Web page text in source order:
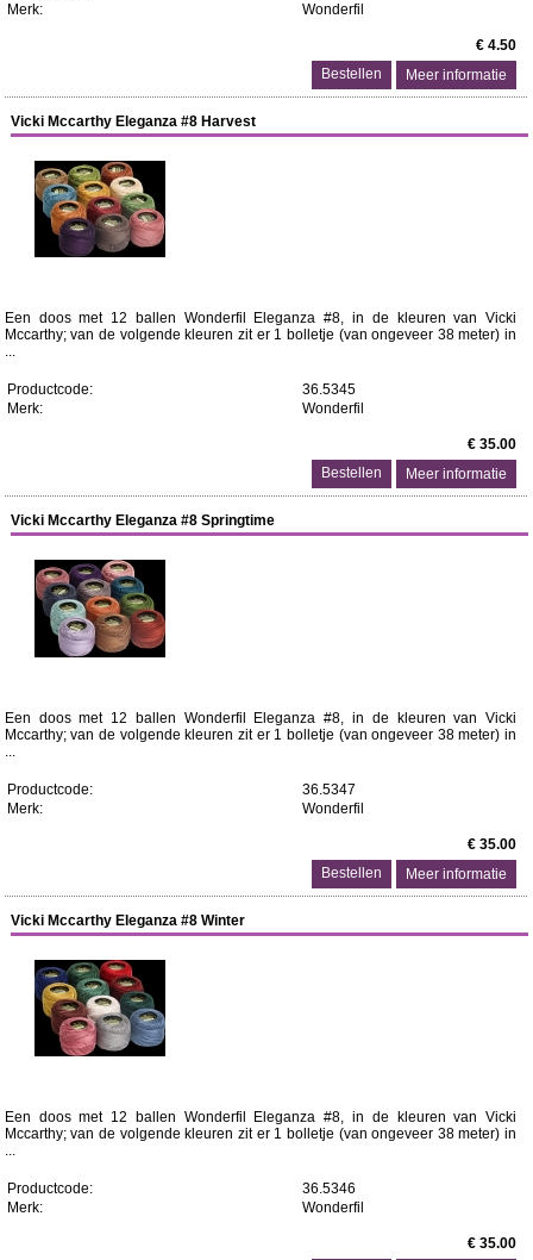
Merk:
Wonderfil
€ 4.50
Meer informatie
Vicki Mccarthy Eleganza #8 Harvest
Een doos met 12 ballen Wonderfil Eleganza #8, in de kleuren van Vicki
Mccarthy; van de volgende kleuren zit er 1 bolletje (van ongeveer 38 meter) in
...
Productcode:
36.5345
Merk:
Wonderfil
€ 35.00
Meer informatie
Vicki Mccarthy Eleganza #8 Springtime
Een doos met 12 ballen Wonderfil Eleganza #8, in de kleuren van Vicki
Mccarthy; van de volgende kleuren zit er 1 bolletje (van ongeveer 38 meter) in
...
Productcode:
36.5347
Merk:
Wonderfil
€ 35.00
Meer informatie
Vicki Mccarthy Eleganza #8 Winter
Een doos met 12 ballen Wonderfil Eleganza #8, in de kleuren van Vicki
Mccarthy; van de volgende kleuren zit er 1 bolletje (van ongeveer 38 meter) in
...
Productcode:
36.5346
Merk:
Wonderfil
€ 35.00